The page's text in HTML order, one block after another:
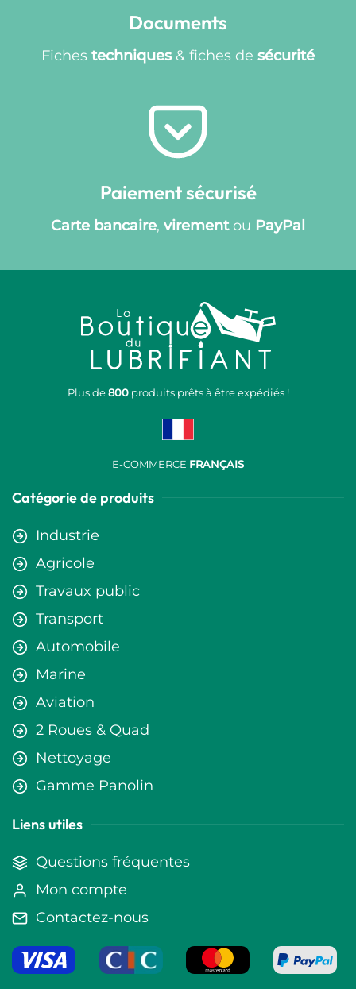
Documents
Fiches techniques& fiches de sécurité
Paiement sécurisé
Carte bancaire, virementou PayPal
Plus de800produits prêts à être expédiés !
E-COMMERCE FRANÇAIS
Catégorie de produits
Industrie
Agricole
Travaux public
Transport
Automobile
Marine
Aviation
2 Roues & Quad
Nettoyage
Gamme Panolin
Liens utiles
Questions fréquentes
Mon compte
Contactez-nous